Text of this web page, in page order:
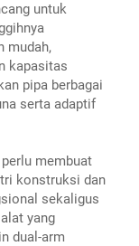
untuk
mudah,
kapasitas
pipa berbagai
serta adaptif
membuat
konstruksi dan
sekaligus
yang
dual-arm